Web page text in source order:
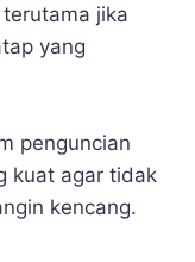
jika
yang
penguncian
kuat agar tidak
kencang.